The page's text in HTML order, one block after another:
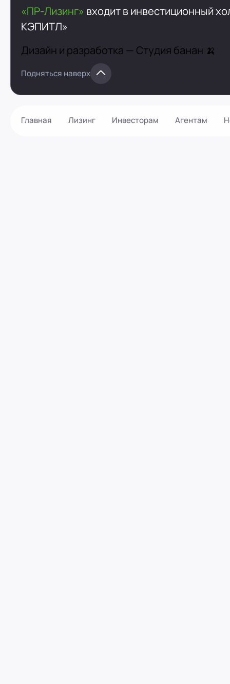
Главная Лизинг Инвесторам Агентам
«ПР-Лизинг» входит в инвестиционный
КЭПИТЛ»
Дизайн и разработка — Студия банан 🍌
Подняться наверх